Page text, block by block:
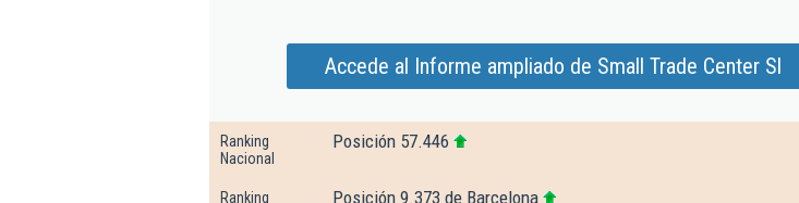
Accede al Informe ampliado de Small Trade Center Sl
Ranking
Nacional
Posición 57.446
Ranking
Posición 9.373 de Barcelona